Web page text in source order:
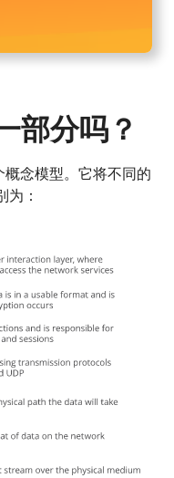
部分吗？
念模型。它将不同的
：